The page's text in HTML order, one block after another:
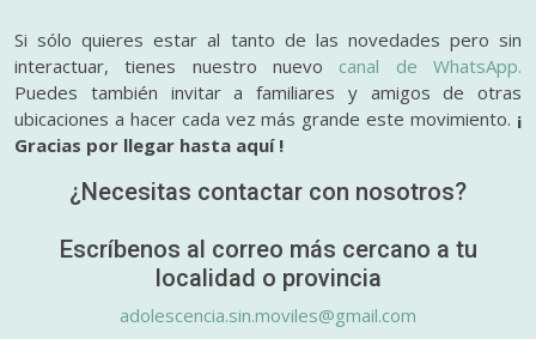
Si sólo quieres estar al tanto de las novedades pero sin
interactuar, tienes nuestro nuevo canal de WhatsApp.
Puedes también invitar a familiares y amigos de otras
ubicaciones a hacer cada vez más grande este movimiento. ¡
Gracias por llegar hasta aquí !
¿Necesitas contactar con nosotros?
Escríbenos al correo más cercano a tu
localidad o provincia
adolescencia.sin.moviles@gmail.com